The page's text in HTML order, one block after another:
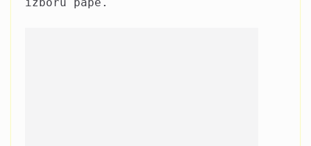
izboru pape.